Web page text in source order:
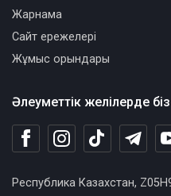
Әлеуметтік желілерде біз
Республика Казахстан,
Жарнама
Сайт ережелері
Жұмыс орындары